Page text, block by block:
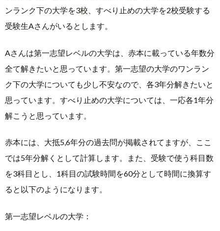
ンランク下の大学を3校、すべり止めの大学を2校受験する
受験生Aさんがいるとします。
Aさんは第一志望レベルの大学は、赤本に載っている年数分
全て解きたいと思っています。第一志望の大学のワンラン
ク下の大学についても少し不安なので、各3年分解きたいと
思っています。すべり止めの大学については、一応各1年分
解こうと思っています。
赤本には、大抵5,6年分の過去問が掲載されてますが、ここ
では5年分解くとして計算します。また、受験で使う科目数
を3科目とし、1科目の試験時間を60分として時間に換算す
ると以下のようになります。
第一志望レベルの大学：